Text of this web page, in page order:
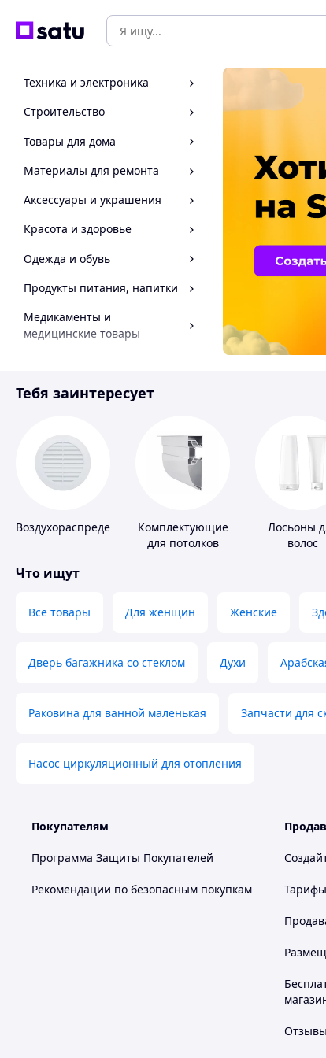
Техника и электроника
Строительство
Товары для дома
Материалы для ремонта
Аксессуары и украшения
Красота и здоровье
Одежда и обувь
Продукты питания, напитки
Медикаменты и
медицинские товары
Инструмент
Тебя заинтересует
ВоздухораспределителиКомплектующие
для потолков
Лосьоны
волос
Что ищут
Все товары Для женщин Женские
Дверь багажника со стеклом Духи
Раковина для ванной маленькая Запчасти для
Насос циркуляционный для отопления
Покупателям
Программа Защиты Покупателей
Рекомендации по безопасным покупкам Тарифы